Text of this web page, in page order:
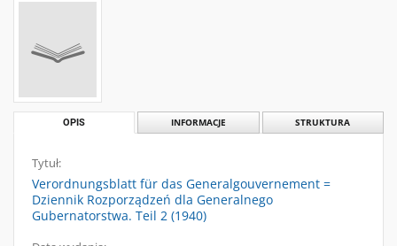
OPIS INFORMACJE STRUKTURA
Tytuł:
Verordnungsblatt für das Generalgouvernement =
Dziennik Rozporządzeń dla Generalnego
Gubernatorstwa. Teil 2 (1940)